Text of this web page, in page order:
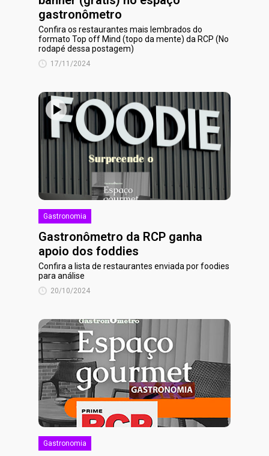
gastronômetro
Confira os restaurantes mais lembrados do
formato Top off Mind (topo da mente) da RCP (No
rodapé dessa postagem)
17/11/2024
Gastronomia
Gastronômetro da RCP ganha
apoio dos foddies
Confira a lista de restaurantes enviada por foodies
para análise
20/10/2024
Gastronomia